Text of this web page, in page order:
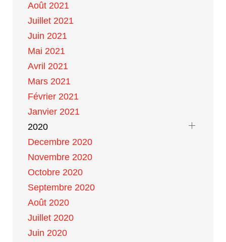
Août 2021
Juillet 2021
Juin 2021
Mai 2021
Avril 2021
Mars 2021
Février 2021
Janvier 2021
2020
Decembre 2020
Novembre 2020
Octobre 2020
Septembre 2020
Août 2020
Juillet 2020
Juin 2020